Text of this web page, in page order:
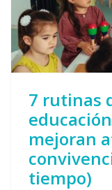
7 rutinas
mejoran
tiempo)